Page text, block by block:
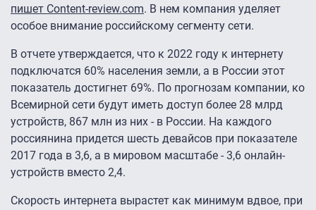
пишет Content-review.com. В нем компания уделяет
особое внимание российскому сегменту сети.
В отчете утверждается, что к 2022 году к интернету
подключатся 60% населения земли, а в России этот
показатель достигнет 69%. По прогнозам компании, ко
Всемирной сети будут иметь доступ более 28 млрд
устройств, 867 млн из них - в России. На каждого
россиянина придется шесть девайсов при показателе
2017 года в 3,6, а в мировом масштабе - 3,6 онлайн-
устройств вместо 2,4.
Скорость интернета вырастет как минимум вдвое, при